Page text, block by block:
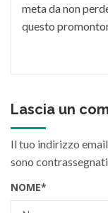
meta da non
questo
Lascia un
Il tuo indirizzo
sono contrassegnati
NOME*